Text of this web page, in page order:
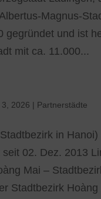
Magnus-
gegründet und ist
mit ca. 11.000...
2026 | Partnerstädte
in Hanoi)
seit 02. Dez. 2013
Mai –
Stadtbezirk Hoàng